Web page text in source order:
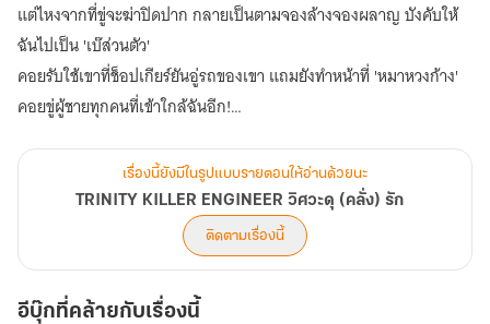
แต่ไหงจากที่ขู่จะฆ่าปิดปาก กลายเป็นตามจองล้างจองผลาญ บังคับให้
ฉันไปเป็น 'เบ๊ส่วนตัว'
คอยรับใช้เขาที่ช็อปเกียร์ยันอู่รถของเขา แถมยังทำหน้าที่ 'หมาหวงก้าง'
คอยขู่ผู้ชายทุกคนที่เข้าใกล้ฉันอีก!
แค่เจ้านายกับเบ๊ไม่ใช่เหรอ พี่จะมาหวงหนูทำไมเนี่ย!!
เรื่องนี้ยังมีในรูปแบบรายตอนให้อ่านด้วยนะ
TRINITY KILLER ENGINEER วิศวะดุ (คลั่ง) รัก
ติดตามเรื่องนี้
อีบุ๊กที่คล้ายกับเรื่องนี้